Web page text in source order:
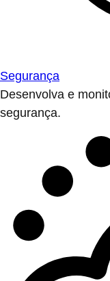
Segurança
Desenvolva e
segurança.